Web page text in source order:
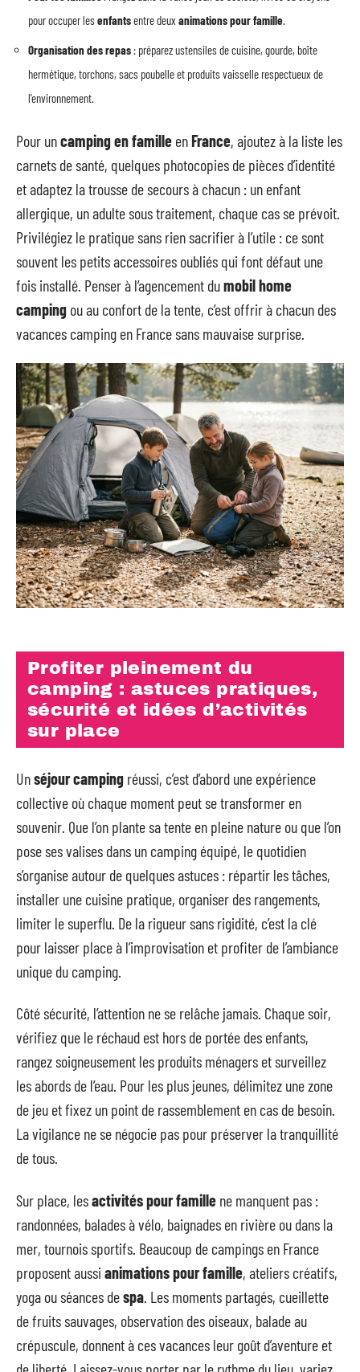
pour occuper les enfantsentre deuxanimations pour famille
Organisation des repas : préparez ustensiles de cuisine, gourde, boîte
hermétique, torchons, sacs poubelle et produits vaisselle respectueux de
l’environnement.
Pour uncamping en famille enFrance, ajoutez à la liste les
carnets de santé, quelques photocopies de pièces d’identité
et adaptez la trousse de secours à chacun : un enfant
allergique, un adulte sous traitement, chaque cas se prévoit.
Privilégiez le pratique sans rien sacrifier à l’utile : ce sont
souvent les petits accessoires oubliés qui font défaut une
fois installé. Penser à l’agencement dumobil home
camping ou au confort de la tente, c’est offrir à chacun des
vacances camping en France sans mauvaise surprise.
Profiter pleinement du
camping : astuces pratiques,
sécurité et idées d’activités
sur place
Unséjour camping réussi, c’est d’abord une expérience
collective où chaque moment peut se transformer en
souvenir. Que l’on plante sa tente en pleine nature ou que l’on
pose ses valises dans un camping équipé, le quotidien
s’organise autour de quelques astuces : répartir les tâches,
installer une cuisine pratique, organiser des rangements,
limiter le superflu. De la rigueur sans rigidité, c’est la clé
pour laisser place à l’improvisation et profiter de l’ambiance
unique du camping.
Côté sécurité, l’attention ne se relâche jamais. Chaque soir,
vérifiez que le réchaud est hors de portée des enfants,
rangez soigneusement les produits ménagers et surveillez
les abords de l’eau. Pour les plus jeunes, délimitez une zone
de jeu et fixez un point de rassemblement en cas de besoin.
La vigilance ne se négocie pas pour préserver la tranquillité
de tous.
Sur place, lesactivités pour famille ne manquent pas :
randonnées, balades à vélo, baignades en rivière ou dans la
mer, tournois sportifs. Beaucoup de campings en France
proposent aussi animations pour famille, ateliers créatifs,
yoga ou séances despa . Les moments partagés, cueillette
de fruits sauvages, observation des oiseaux, balade au
crépuscule, donnent à ces vacances leur goût d’aventure et